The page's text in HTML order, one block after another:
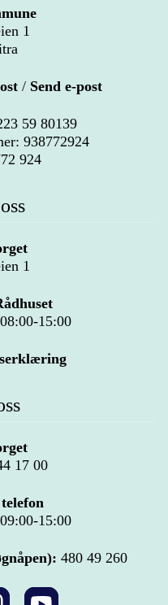
1
/ Send e-post
59 80139
938772924
924
1
15:00
17 00
15:00
480 49 260